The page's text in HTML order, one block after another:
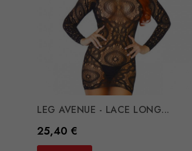
LEG AVENUE - LACE LONG...
Preço
25,40 €